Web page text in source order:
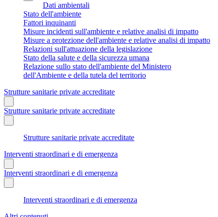
Dati ambientali
Stato dell'ambiente
Fattori inquinanti
Misure incidenti sull'ambiente e relative analisi di impatto
Misure a protezione dell'ambiente e relative analisi di impatto
Relazioni sull'attuazione della legislazione
Stato della salute e della sicurezza umana
Relazione sullo stato dell'ambiente del Ministero
dell'Ambiente e della tutela del territorio
Strutture sanitarie private accreditate
Strutture sanitarie private accreditate
Strutture sanitarie private accreditate
Interventi straordinari e di emergenza
Interventi straordinari e di emergenza
Interventi straordinari e di emergenza